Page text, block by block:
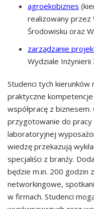
agroekobiznes
realizowany przez
Środowisku oraz
zarządzanie
Wydziale Inżynierii
Studenci tych
praktyczne
współpracę z
przygotowanie do
laboratoryjnej
wiedzę przekazują
specjaliści z branży.
będzie m.in. 200 godzin
networkingowe,
w firmach. Studenci